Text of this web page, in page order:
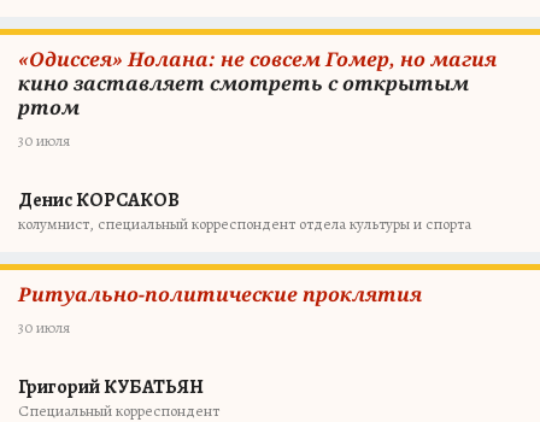
«Одиссея» Нолана: не совсем Гомер, но магия
кино заставляет смотреть с открытым
ртом
30 июля
Денис КОРСАКОВ
колумнист, специальный корреспондент отдела культуры и спорта
Ритуально-политические проклятия
30 июля
Григорий КУБАТЬЯН
Специальный корреспондент